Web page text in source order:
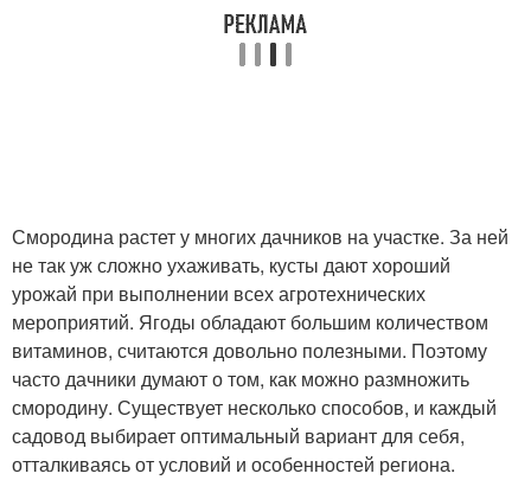
Смородина растет у многих дачников на участке. За ней
не так уж сложно ухаживать, кусты дают хороший
урожай при выполнении всех агротехнических
мероприятий. Ягоды обладают большим количеством
витаминов, считаются довольно полезными. Поэтому
часто дачники думают о том, как можно размножить
смородину. Существует несколько способов, и каждый
садовод выбирает оптимальный вариант для себя,
отталкиваясь от условий и особенностей региона.